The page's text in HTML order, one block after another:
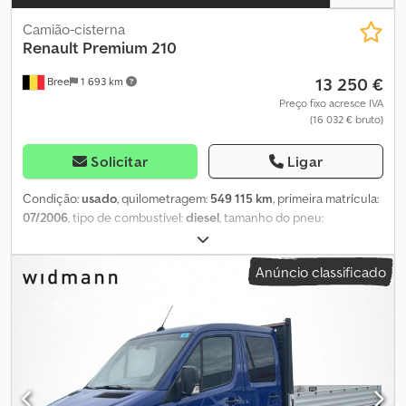
Bree 1 693 km
Camião-cisterna
Renault Premium 210
13 250 €
Preço fixo acresce IVA
(16 032 € bruto)
Solicitar Ligar
Condição:usado, quilometragem: 549 115 km, primeira matrícula:
07/2006, tipo de combustível:diesel, tamanho do pneu:
25 percentagem
de eixo:4x2, distância entre eixos:4 000 mm, combustível:diesel,
tipo de engrenagem:
, número de velocidades:8, classe
3 000 mm, volume do espaço de carga:
comprimento do espaço de carga:4 160 mm, largura do espaço
2 200 mm, altura do espaço de carga: 1 400 mm
, = Mais opções e acessórios = - Tacógrafo mecânico
Dcjdpfsv Hirkox Akbjk = Mais informações = Medida dos pneus:
Anúncio classificado